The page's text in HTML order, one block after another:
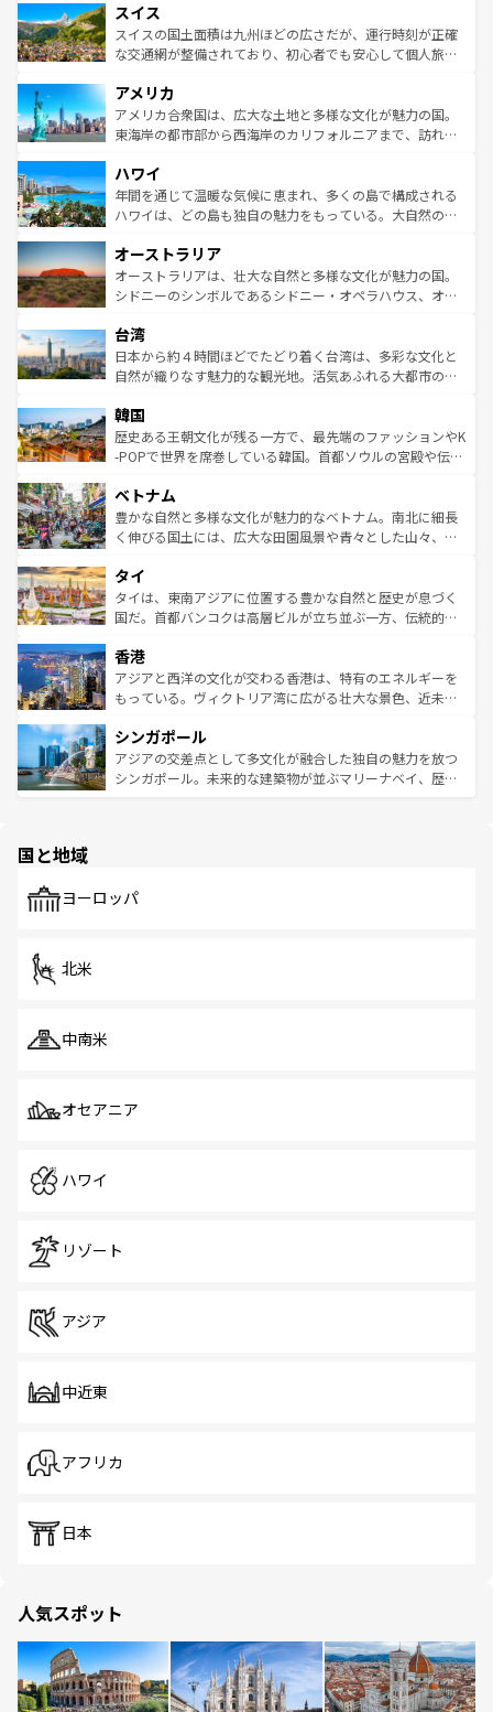
れる地方に足を運ぶとそれぞれで全く異なる文化を体験で
きるだろう。 なお、新着のフランス情報はコンテンツ一覧
を参照してほしい。
は、お酒好きな人にはぜひ体験してほしい。 なお、新着の
ドイツ情報はコンテンツ一覧を参照してほしい。
リアごとに異なる魅力がある。また、優雅なアフタヌーン
ティー、ビール好きにはたまらない英国パブ、サッカー観
戦など、本場だからこそできる体験も豊富。イギリスを旅
ンツ一覧を参照してほしい。
スイス
スイスの国土面積は九州ほどの広さだが、運行時刻が正確
な交通網が整備されており、初心者でも安心して個人旅行
の建物がそのまま残る町や、スイスならではのユニークな
博物館もあり、アルプス観光だけでなく町歩きも満喫する
ことができる。国民の所得が高いため物価も高いが、旅行
ば市内交通費無料で観光を楽しむこともできる。 なお、新
着のスイス情報はコンテンツ一覧 を参照してほしい。
アメリカ
アメリカ合衆国は、広大な土地と多様な文化が魅力の国。
東海岸の都市部から西海岸のカリフォルニアまで、訪れる
のような巨大都市は、観光、ショッピング、エンターテイ
ンメントが詰まった刺激的なスポットだ。一方、アメリカ
西部には大自然が広がり、グランドキャニオンやイエロー
部のニューオーリンズでは、音楽と美食が融合した独特の
文化が魅力。旅行者はアメリカの各地域で異なる魅力を楽
しみながら、その多様性と豊かな歴史を感じることができ
ならではの贅沢な旅のスタイルだ。 なお、新着のアメリカ
情報はコンテンツ一覧を参照してほしい。
ハワイ
年間を通じて温暖な気候に恵まれ、多くの島で構成される
ハワイは、どの島も独自の魅力をもっている。大自然の神
ワイ島は見逃せない。また、定番の観光地といえばオアフ
島だが、静かな自然を求めるならマウイ島やカウアイ島が
おすすめ。エメラルドグリーンに輝く海をはじめ、豊かな
れるおもてなしの心で訪れる人々を迎えてくれるハワイの
人々、おいしいローカルフードやハワイアンミュージッ
ク、伝統的なフラダンスなど、すべてがハワイの魅力を彩
ワイを、存分に味わってほしい。 なお、新着のハワイ情報
はコンテンツ一覧を参照してほしい。
オーストラリア
オーストラリアは、壮大な自然と多様な文化が魅力の国。
シドニーのシンボルであるシドニー・オペラハウス、オー
リアリーフや大陸中央部にそびえるウルル（エアーズロッ
ク）、タスマニアの美しい原生林やケアンズの熱帯雨林な
ど、見どころがたくさん。また、カフェやワイン、オージ
いる。アクティビティも充実しており、サーフィンやダイ
ビング、ハイキングなど、アウトドア好きにはたまらな
い。オーストラリアの多彩な魅力を存分に味わいつくそ
参照してほしい。
台湾
日本から約４時間ほどでたどり着く台湾は、多彩な文化と
自然が織りなす魅力的な観光地。活気あふれる大都市の台
ン）、静ひつな山岳地帯である台湾東部など、都市の喧騒
と山間の静けさが共存しており、訪れる人に新しい発見と
驚きをもたらしてくれる。また、奥深い台湾の食文化も魅
容にもいいと評判のスイーツなど、バラエティ豊かな料理
が味わえる。 なお、新着の台湾情報は コンテンツ一覧を参
照してほしい。
韓国
歴史ある王朝文化が残る一方で、最先端のファッションやK
-POPで世界を席巻している韓国。首都ソウルの宮殿や伝統
き、地方に足を延ばせば四季折々の自然美を楽しむことが
できる。そして、キムチや焼肉、絶品のストリートフード
まで、さまざまな韓国料理が待っている。夜には、韓国な
リティに包まれながら、韓国の多彩な魅力を心ゆくまで味
わってみてほしい。 なお、新着の韓国情報はコンテンツ一
覧を参照してほしい。
ベトナム
豊かな自然と多様な文化が魅力的なベトナム。南北に細長
く伸びる国土には、広大な田園風景や青々とした山々、世
急速な発展と共に伝統が息づく。ハノイの古い町並みやホ
ーチミン市のフランス統治時代の建物も、独特の雰囲気を
醸し出している。また、バラエティの豊かさとおいしさで
とつ。フォーやバインミー、ベトナムコーヒーなどは、ぜ
ひ現地で味わいたい。どの地域を訪れてもあたたかい人々
が旅行者を迎えてくれるので、きっと忘れられない旅にな
参照してほしい。
タイ
タイは、東南アジアに位置する豊かな自然と歴史が息づく
国だ。首都バンコクは高層ビルが立ち並ぶ一方、伝統的な
の活気が交差している。北部ではチェンマイなどの山岳地
帯で自然と触れ合い、南部ではプーケットやクラビの美し
いビーチでリゾート気分を楽しむことができる。タイ料理
激する。気候は一年中温暖で、どの季節にも異なる楽しみ
が待っている。親しみやすいタイの人々、仏教を中心とし
た文化、そして多様な観光資源が、訪れる旅人を魅了し続
香港
アジアと西洋の文化が交わる香港は、特有のエネルギーを
もっている。ヴィクトリア湾に広がる壮大な景色、近未来
み、どこを訪れても感動するはず。観光スポットが密集し
ており、効率よく見どころを回れるのも魅力。息をのむよ
うな絶景から文化的な体験まで、香港を存分に楽しみ尽く
シンガポール
アジアの交差点として多文化が融合した独自の魅力を放つ
シンガポール。未来的な建築物が並ぶマリーナベイ、歴史
で、ホーカーズは地元の風情を楽しめる外せないスポット
国と地域
ヨーロッパ
北米
中南米
オセアニア
ハワイ
リゾート
アジア
中近東
アフリカ
日本
人気スポット